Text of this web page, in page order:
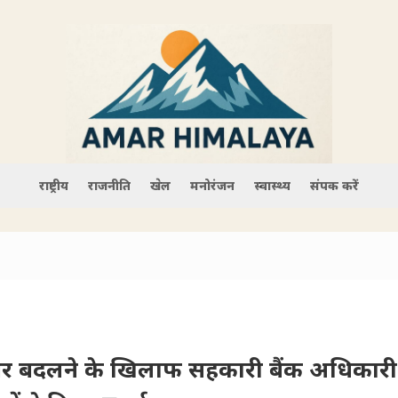
राष्ट्रीय राजनीति खेल मनोरंजन स्वास्थ्य संपर्क करें
बदलने के खिलाफ सहकारी बैंक